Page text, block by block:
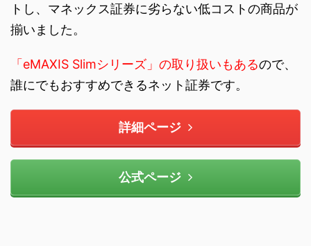
トし、マネックス証券に劣らない低コストの商品が
揃いました。
「eMAXIS Slimシリーズ」の取り扱いもあるので、
誰にでもおすすめできるネット証券です。
詳細ページ
公式ページ